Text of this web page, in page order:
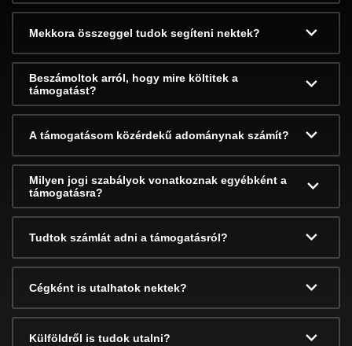
Mekkora összeggel tudok segíteni nektek?
Beszámoltok arról, hogy mire költitek a
támogatást?
A támogatásom közérdekű adománynak számít?
Milyen jogi szabályok vonatkoznak egyébként a
támogatásra?
Tudtok számlát adni a támogatásról?
Cégként is utalhatok nektek?
Külföldről is tudok utalni?